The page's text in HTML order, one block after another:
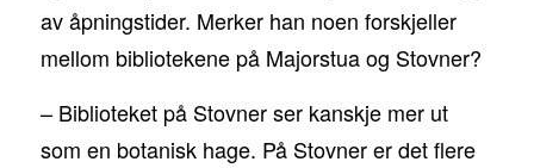
av åpningstider. Merker han noen forskjeller
mellom bibliotekene på Majorstua og Stovner?
– Biblioteket på Stovner ser kanskje mer ut
som en botanisk hage. På Stovner er det flere